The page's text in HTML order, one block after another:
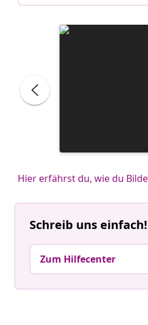
Hier erfährst du, wie du
Schreib uns einfach!
Zum Hilfecenter